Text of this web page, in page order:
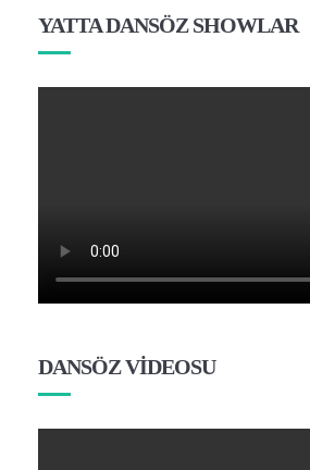
YATTA DANSÖZ SHOWLAR
DANSÖZ VİDEOSU